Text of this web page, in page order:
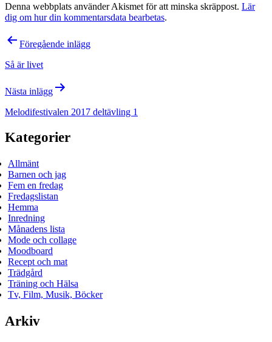
Denna webbplats använder Akismet för att minska skräppost. Lär
dig om hur din kommentarsdata bearbetas.
Inläggsnavigering
Föregående inlägg
Så är livet
Nästa inlägg
Melodifestivalen 2017 deltävling 1
Kategorier
Allmänt
Barnen och jag
Fem en fredag
Fredagslistan
Hemma
Inredning
Månadens lista
Mode och collage
Moodboard
Recept och mat
Trädgård
Träning och Hälsa
Tv, Film, Musik, Böcker
Arkiv